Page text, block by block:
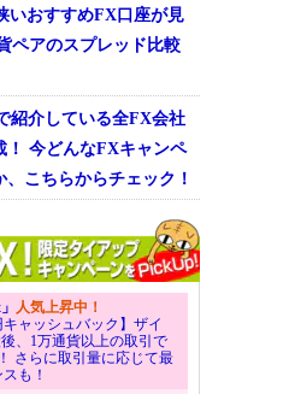
いおすすめFX口座が見
ペアのスプレッド比較
紹介している全FX会社
！ 今どんなFXキャンペ
こちらからチェック！
人気上昇中！
キャッシュバック】ザイ
、1万通貨以上の取引で
さらに取引量に応じて最
も！